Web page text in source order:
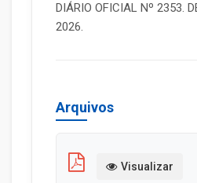
DIÁRIO OFICIAL Nº 2353.
2026.
Arquivos
Visualizar